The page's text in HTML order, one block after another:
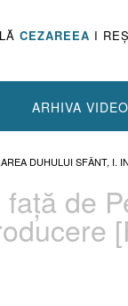
CEZAREEA I
ARHIVA VIDEO
DUHULUI SFÂNT, I.
de